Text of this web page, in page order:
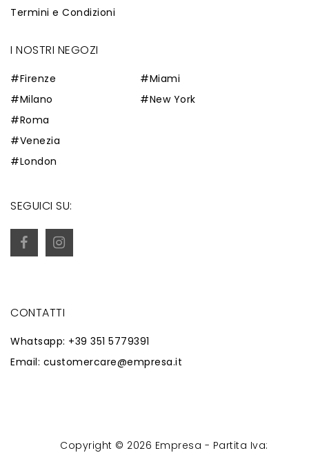
Termini e Condizioni
I NOSTRI NEGOZI
#Firenze
#Milano
#Roma
#Venezia
#London
#Miami
#New York
SEGUICI SU:
CONTATTI
Whatsapp: +39 351 5779391
Email: customercare@empresa.it
Copyright © 2026 Empresa - Partita Iva: